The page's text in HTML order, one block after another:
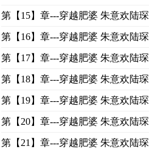
第【15】章---穿越肥婆 朱意欢陆琛
第【16】章---穿越肥婆 朱意欢陆琛
第【17】章---穿越肥婆 朱意欢陆琛
第【18】章---穿越肥婆 朱意欢陆琛
第【19】章---穿越肥婆 朱意欢陆琛
第【20】章---穿越肥婆 朱意欢陆琛
第【21】章---穿越肥婆 朱意欢陆琛